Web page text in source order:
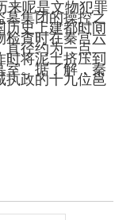
来呢是文物犯罪
墓集团的操控之
历史上建都时间
检查时在秦宫六
直径约为一点二
时将泥土挤压到
室。据了解，秦
执政的十九位邕